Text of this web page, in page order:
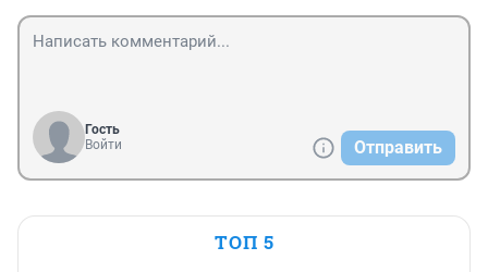
Гость
Войти
Отправить
ТОП 5